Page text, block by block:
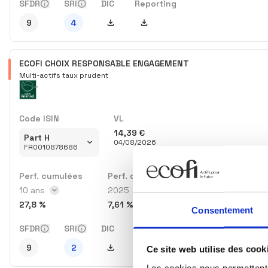
Consentement
Ce site web utilise des
SFDR
9
SRI
4
DIC
Télécharger DIC
Reporting
Télécharger Reporting
ECOFI CHOIX RESPONSABLE ENGAGEMENT
Multi-actifs taux prudent
Code ISIN
Part H
FR0010878686
VL
14,39 €
04/08/2026
Perf. cumulées
Intervalle des perf. cumulées
10 ans
27,8 %
Perf. calendaires
Année des perf. calendaires
2025
7,61 %
Perf. annualisées
Intervalle des
1 an
6,11 %
SFDR
9
SRI
2
DIC
Télécharger DIC
Reporting
Télécharger Reporting